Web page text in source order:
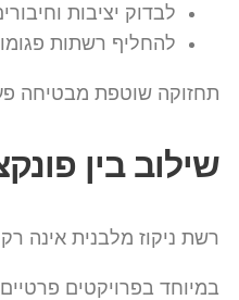
לבדוק יציבות
להחליף רשתות
תחזוקה שוטפת מבטיחה
שילוב בין
רשת ניקוז מלבנית אינה
במיוחד בפרויקטים